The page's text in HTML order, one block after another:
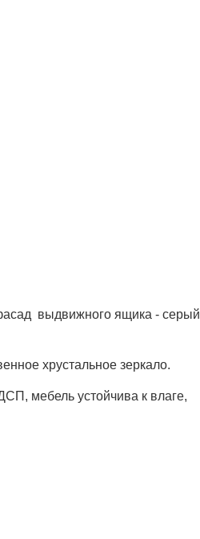
выдвижного ящика - серый
хрустальное зеркало.
мебель устойчива к влаге,